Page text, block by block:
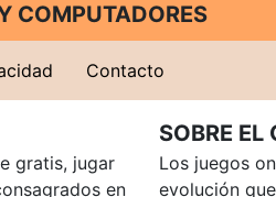
COMPUTADORES
Contacto
gratis, jugar
en
SOBRE EL
Los juegos
evolución